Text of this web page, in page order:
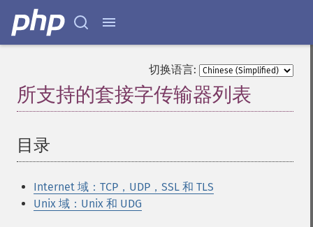
切换语言:
所支持的套接字传输器列表
目录
Internet 域：TCP，UDP，SSL 和 TLS
Unix 域：Unix 和 UDG